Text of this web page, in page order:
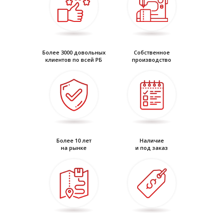
Более 3000 довольных
клиентов по всей РБ
Собственное
производство
Более 10 лет
на рынке
Наличие
и под заказ